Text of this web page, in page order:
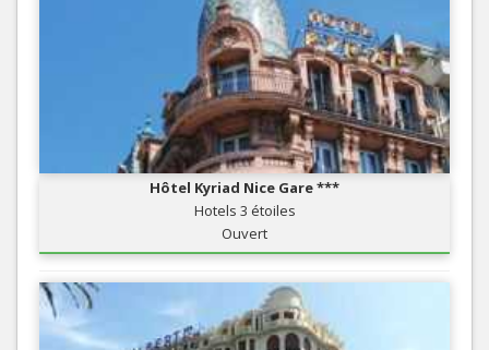
Hôtel Kyriad Nice Gare ***
Hotels 3 étoiles
Ouvert